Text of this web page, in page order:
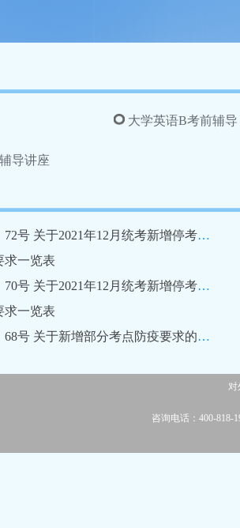
大学英语B考前辅导
导讲座
关于2021年12月统考新增停考考点的通知
求一览表
2021年12月统考新增停考考点的通知-2021年12月2日版
求一览表
号 关于新增部分考点防疫要求的通知